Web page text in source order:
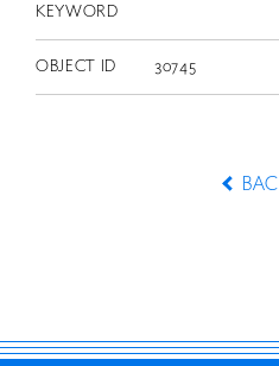
KEYWORD
OBJECT ID 30745